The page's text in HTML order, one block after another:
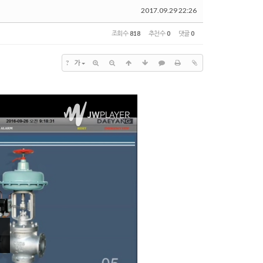
2017.09.29 22:26
조회 수818 추천 수0 댓글0
? 가